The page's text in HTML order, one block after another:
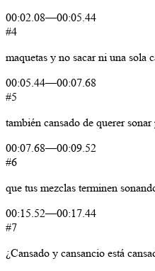
00:02.08—00:05.44
#4
maquetas y no sacar ni una sola
00:05.44—00:07.68
#5
también cansado de querer sonar
00:07.68—00:09.52
#6
que tus mezclas terminen
00:15.52—00:17.44
#7
¿Cansado y cansancio está